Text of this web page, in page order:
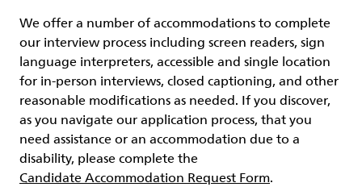
We offer a number of accommodations to complete
our interview process including screen readers, sign
language interpreters, accessible and single location
for in-person interviews, closed captioning, and other
reasonable modifications as needed. If you discover,
as you navigate our application process, that you
need assistance or an accommodation due to a
disability, please complete the
Candidate Accommodation Request Form.